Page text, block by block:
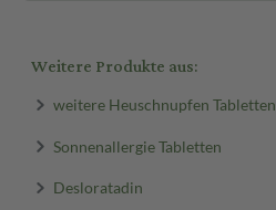
Weitere Produkte aus:
weitere Heuschnupfen Tabletten
Sonnenallergie Tabletten
Desloratadin